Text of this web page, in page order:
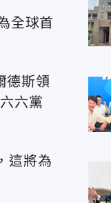
全球首
德斯領
六黨
這將為